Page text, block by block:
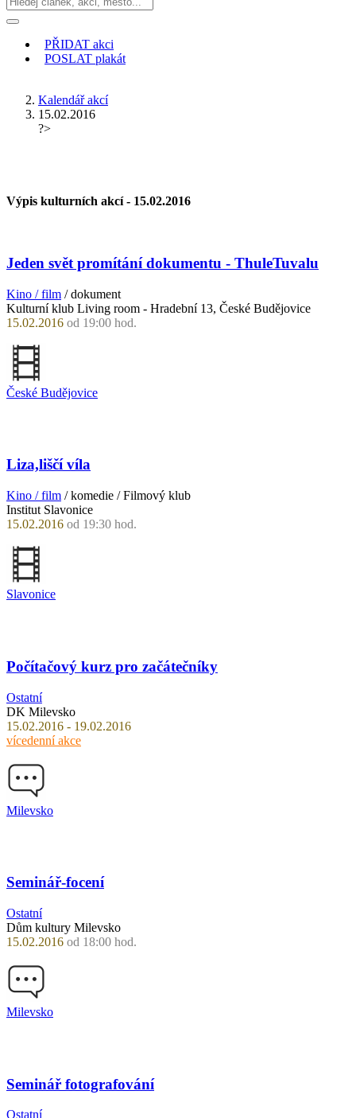
PŘIDAT akci
POSLAT plakát
Kalendář akcí
15.02.2016
?>
Výpis kulturních akcí - 15.02.2016
Jeden svět promítání dokumentu - ThuleTuvalu
Kino / film / dokument
Kulturní klub Living room - Hradební 13, České Budějovice
15.02.2016 od 19:00 hod.
České Budějovice
Liza,liščí víla
Kino / film / komedie / Filmový klub
Institut Slavonice
15.02.2016 od 19:30 hod.
Slavonice
Počítačový kurz pro začátečníky
Ostatní
DK Milevsko
15.02.2016 - 19.02.2016
vícedenní akce
Milevsko
Seminář-focení
Ostatní
Dům kultury Milevsko
15.02.2016 od 18:00 hod.
Milevsko
Seminář fotografování
Ostatní